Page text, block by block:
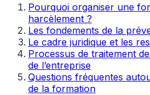
Pourquoi organiser une
harcèlement ?
Les fondements de la
Le cadre juridique et les
Processus de traitement
de l’entreprise
Questions fréquentes
de la formation